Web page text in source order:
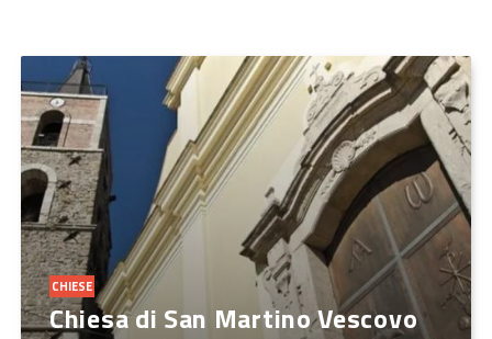
CHIESE
Chiesa di San Martino Vescovo